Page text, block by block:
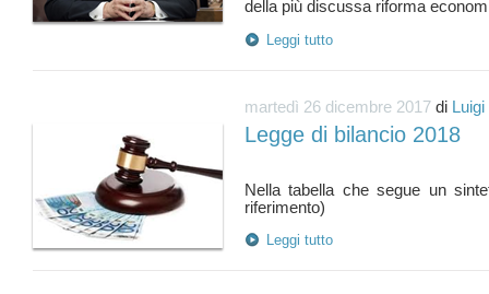
Leggi tutto
martedì 26 dicembre 2017 di
Legge di bilancio 2018
Nella tabella che segue un
Leggi tutto